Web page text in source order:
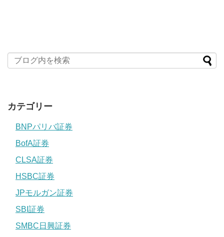
カテゴリー
BNPパリバ証券
BofA証券
CLSA証券
HSBC証券
JPモルガン証券
SBI証券
SMBC日興証券